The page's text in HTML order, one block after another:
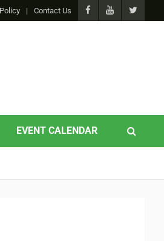
Contact Us
EVENT CALENDAR